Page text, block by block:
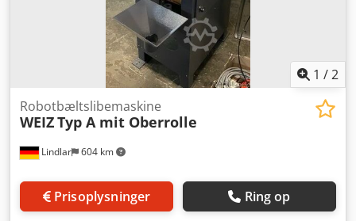
1 /2
Lindlar 604 km
Robotbæltslibemaskine
WEIZTyp A mit Oberrolle
Prisoplysninger Ring op